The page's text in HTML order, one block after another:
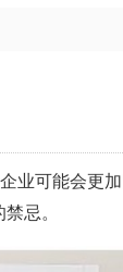
业可能会更
忌。